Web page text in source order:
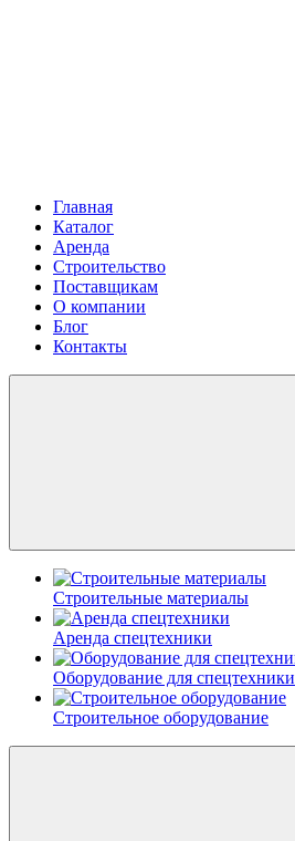
Главная
Каталог
Аренда
Строительство
Поставщикам
О компании
Блог
Контакты
Строительные материалы
Аренда спецтехники
Оборудование для спецтехники
Строительное оборудование